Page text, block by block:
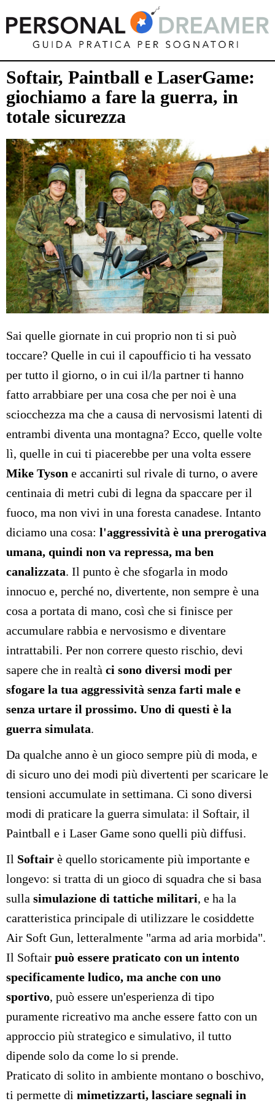
Softair, Paintball e LaserGame:
giochiamo a fare la guerra, in
totale sicurezza
Sai quelle giornate in cui proprio non ti si può
toccare? Quelle in cui il capoufficio ti ha vessato
per tutto il giorno, o in cui il/la partner ti hanno
fatto arrabbiare per una cosa che per noi è una
sciocchezza ma che a causa di nervosismi latenti di
entrambi diventa una montagna? Ecco, quelle volte
lì, quelle in cui ti piacerebbe per una volta essere
Mike Tyson e accanirti sul rivale di turno, o avere
centinaia di metri cubi di legna da spaccare per il
fuoco, ma non vivi in una foresta canadese. Intanto
diciamo una cosa: l'aggressività è una prerogativa
umana, quindi non va repressa, ma ben
canalizzata. Il punto è che sfogarla in modo
innocuo e, perché no, divertente, non sempre è una
cosa a portata di mano, così che si finisce per
accumulare rabbia e nervosismo e diventare
intrattabili. Per non correre questo rischio, devi
sapere che in realtà ci sono diversi modi per
sfogare la tua aggressività senza farti male e
senza urtare il prossimo. Uno di questi è la
guerra simulata.
Da qualche anno è un gioco sempre più di moda, e
di sicuro uno dei modi più divertenti per scaricare le
tensioni accumulate in settimana. Ci sono diversi
modi di praticare la guerra simulata: il Softair, il
Paintball e i Laser Game sono quelli più diffusi.
Il Softair è quello storicamente più importante e
longevo: si tratta di un gioco di squadra che si basa
sulla simulazione di tattiche militari, e ha la
caratteristica principale di utilizzare le cosiddette
Air Soft Gun, letteralmente "arma ad aria morbida".
Il Softair può essere praticato con un intento
specificamente ludico, ma anche con uno
sportivo, può essere un'esperienza di tipo
puramente ricreativo ma anche essere fatto con un
approccio più strategico e simulativo, il tutto
dipende solo da come lo si prende.
Praticato di solito in ambiente montano o boschivo,
ti permette di mimetizzarti, lasciare segnali in